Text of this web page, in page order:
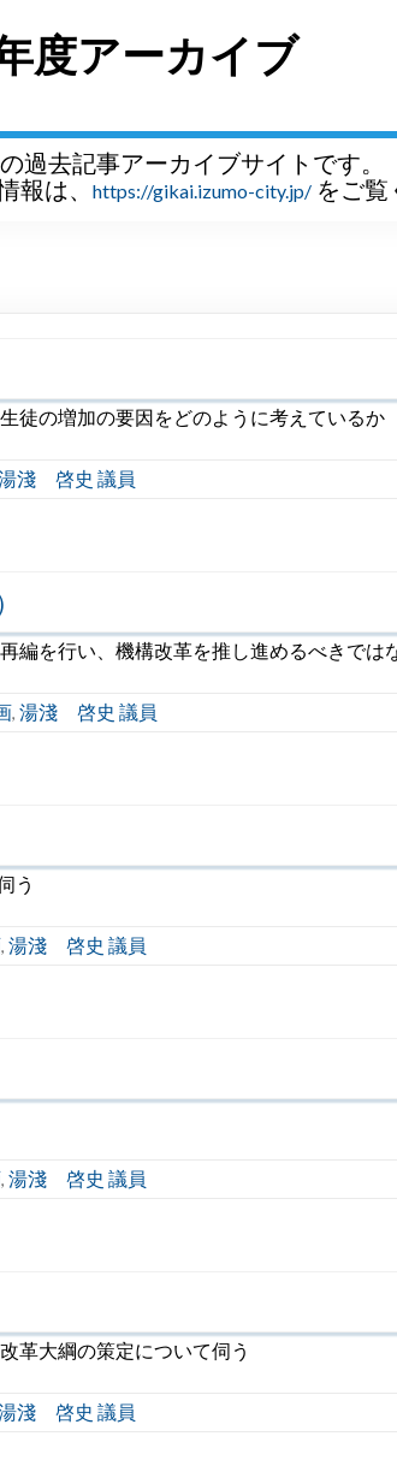
度アーカイブ
過去記事アーカイブサイトです。
報は、
https://gikai.izumo-city.jp/ をご覧
徒の増加の要因をどのように考えているか
淺 啓史 議員
編を行い、機構改革を推し進めるべきでは
, 湯淺 啓史 議員
う
, 湯淺 啓史 議員
, 湯淺 啓史 議員
革大綱の策定について伺う
淺 啓史 議員